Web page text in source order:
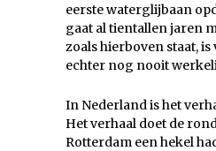
eerste waterglijbaan
gaat al tientallen jaren
zoals hierboven staat,
echter nog nooit
In Nederland is het
Het verhaal doet de
Rotterdam een hekel